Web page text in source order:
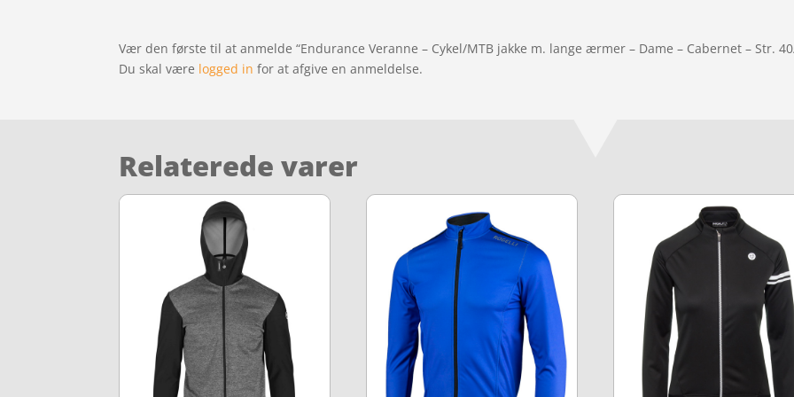
Vær den første til at anmelde “Endurance Veranne – Cykel/MTB jakke m. lange ærmer – Dame – Cabernet – Str.
Du skal være logged in for at afgive en anmeldelse.
Relaterede varer